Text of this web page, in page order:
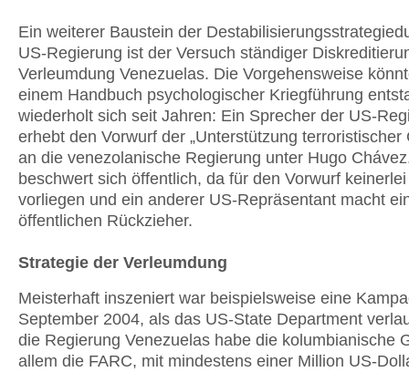
Ein weiterer Baustein der
US-Regierung ist der Versuch ständiger
Verleumdung Venezuelas. Die Vorgehensweise
einem Handbuch psychologischer Kriegführung
wiederholt sich seit Jahren: Ein Sprecher der US-
erhebt den Vorwurf der „Unterstützung terroristischer
an die venezolanische Regierung unter Hugo
beschwert sich öffentlich, da für den Vorwurf
vorliegen und ein anderer US-Repräsentant macht
öffentlichen Rückzieher.
Strategie der Verleumdung
Meisterhaft inszeniert war beispielsweise eine
September 2004, als das US-State Department
die Regierung Venezuelas habe die kolumbianische
allem die FARC, mit mindestens einer Million US-